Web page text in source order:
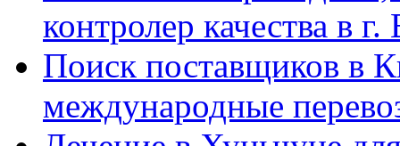
контролер качества в
Поиск поставщиков в
международные